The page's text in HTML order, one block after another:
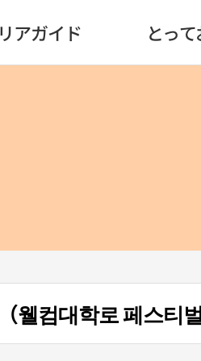
アガイド とっ
컴대학로 페스티벌